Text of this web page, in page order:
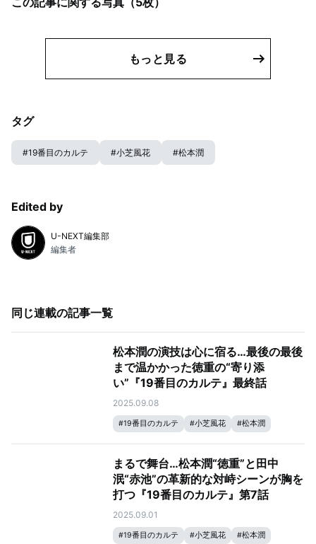
もっと見る
タグ
#19番目のカルテ #小芝風花 #松本潤
Edited by
U-NEXT編集部
編集者
同じ連載の記事一覧
松本潤の演技は心に宿る…最後の最後
まで温かかった徳重の“寄り添
い”『19番目のカルテ』最終話
2025.09.08
#19番目のカルテ #小芝風花 #松本潤
まるで舞台…松本潤“徳重”と田中
泯“赤池”の革新的な対峙シーンが胸を
打つ『19番目のカルテ』第7話
2025.09.01
#19番目のカルテ #小芝風花 #松本潤